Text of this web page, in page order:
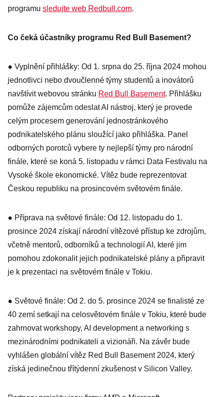
programu sledujte web Redbull.com.
Co čeká účastníky programu Red Bull Basement?
● Vyplnění přihlášky: Od 1. srpna do 25. října 2024 mohou
jednotlivci nebo dvoučlenné týmy studentů a inovátorů
navštívit webovou stránku Red Bull Basement. Přihlášku
pomůže zájemcům odeslat AI nástroj, který je provede
celým procesem generování jednostránkového
podnikatelského plánu sloužící jako přihláška. Panel
odborných porotců vybere ty nejlepší týmy pro národní
finále, které se koná 5. listopadu v rámci Data Festivalu na
Vysoké škole ekonomické. Vítěz bude reprezentovat
Českou republiku na prosincovém světovém finále.
● Příprava na světové finále: Od 12. listopadu do 1.
prosince 2024 získají národní vítězové přístup ke zdrojům,
včetně mentorů, odborníků a technologií AI, které jim
pomohou zdokonalit jejich podnikatelské plány a připravit
je k prezentaci na světovém finále v Tokiu.
● Světové finále: Od 2. do 5. prosince 2024 se finalisté ze
40 zemí setkají na celosvětovém finále v Tokiu, které bude
zahrnovat workshopy, AI development a networking s
mezinárodními podnikateli a vizionáři. Na závěr bude
vyhlášen globální vítěz Red Bull Basement 2024, který
získá jedinečnou třítýdenní zkušenost v Silicon Valley.